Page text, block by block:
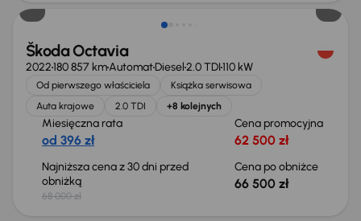
Škoda Octavia
2022180 857 kmAutomatDiesel2.0 TDI110 kW
Od pierwszego właściciela
Książka serwisowa
Auta krajowe
2.0 TDI +8 kolejnych
Miesięczna rata
od 396 zł
Cena promocyjna
62 500 zł
Najniższa cena z 30 dni przed
obniżką
68 000 zł
Cena po obniżce
66 500 zł